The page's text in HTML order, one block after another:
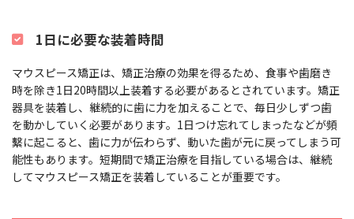
1日に必要な装着時間
マウスピース矯正は、矯正治療の効果を得るため、食事や歯磨き
時を除き1日20時間以上装着する必要があるとされています。矯正
器具を装着し、継続的に歯に力を加えることで、毎日少しずつ歯
を動かしていく必要があります。1日つけ忘れてしまったなどが頻
繫に起こると、歯に力が伝わらず、動いた歯が元に戻ってしまう可
能性もあります。短期間で矯正治療を目指している場合は、継続
してマウスピース矯正を装着していることが重要です。